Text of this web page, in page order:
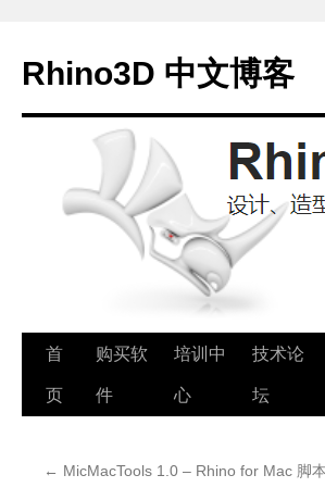
Rhino3D 中文博客
跳
至
首
页
购买软
件
培训中
心
技术论
坛
← MicMacTools 1.0 – Rhino for Mac 脚